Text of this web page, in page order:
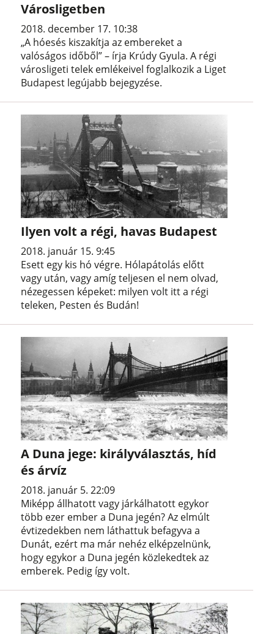
Városligetben
2018. december 17. 10:38
„A hóesés kiszakítja az embereket a
valóságos időből” – írja Krúdy Gyula. A régi
városligeti telek emlékeivel foglalkozik a Liget
Budapest legújabb bejegyzése.
Ilyen volt a régi, havas Budapest
2018. január 15. 9:45
Esett egy kis hó végre. Hólapátolás előtt
vagy után, vagy amíg teljesen el nem olvad,
nézegessen képeket: milyen volt itt a régi
teleken, Pesten és Budán!
A Duna jege: királyválasztás, híd
és árvíz
2018. január 5. 22:09
Miképp állhatott vagy járkálhatott egykor
több ezer ember a Duna jegén? Az elmúlt
évtizedekben nem láthattuk befagyva a
Dunát, ezért ma már nehéz elképzelnünk,
hogy egykor a Duna jegén közlekedtek az
emberek. Pedig így volt.